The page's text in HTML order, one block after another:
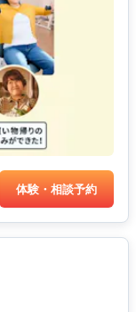
体験・相談予約